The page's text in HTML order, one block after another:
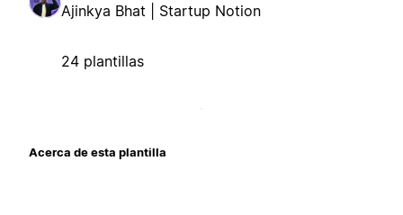
Ajinkya Bhat | Startup Notion
24 plantillas
Acerca de esta plantilla